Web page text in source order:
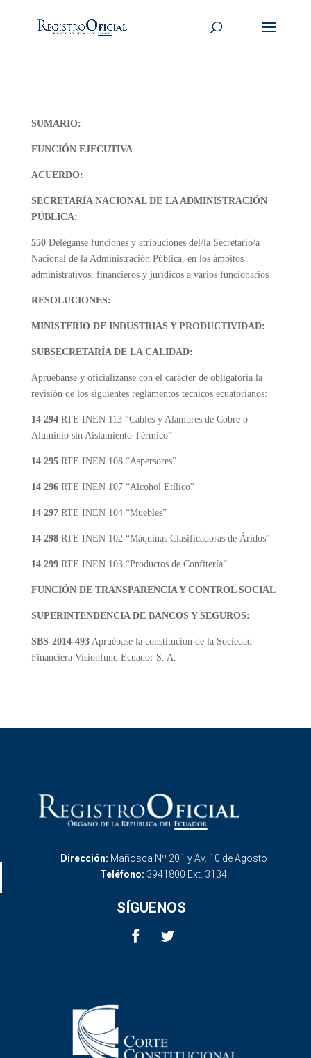
SUMARIO:
FUNCIÓN EJECUTIVA
ACUERDO:
SECRETARÍA NACIONAL DE LA ADMINISTRACIÓN
PÚBLICA:
550Deléganse funciones y atribuciones del/la Secretario/a
Nacional de la Administración Pública, en los ámbitos
administrativos, financieros y jurídicos a varios funcionarios
RESOLUCIONES:
MINISTERIO DE INDUSTRIAS Y PRODUCTIVIDAD:
SUBSECRETARÍA DE LA CALIDAD:
Apruébanse y oficialízanse con el carácter de obligatoria la
revisión de los siguientes reglamentos técnicos ecuatorianos:
14 294RTE INEN 113 “Cables y Alambres de Cobre o
Aluminio sin Aislamiento Térmico”
14 295RTE INEN 108 “Aspersores”
14 296RTE INEN 107 “Alcohol Etílico”
14 297RTE INEN 104 “Muebles”
14 298RTE INEN 102 “Máquinas Clasificadoras de Áridos”
14 299RTE INEN 103 “Productos de Confitería”
FUNCIÓN DE TRANSPARENCIA Y CONTROL SOCIAL
SUPERINTENDENCIA DE BANCOS Y SEGUROS:
SBS-2014-493Apruébase la constitución de la Sociedad
Financiera Visionfund Ecuador S. A.
Dirección: Mañosca Nº 201 y Av. 10 de Agosto
Teléfono: 3941800 Ext. 3134
SÍGUENOS